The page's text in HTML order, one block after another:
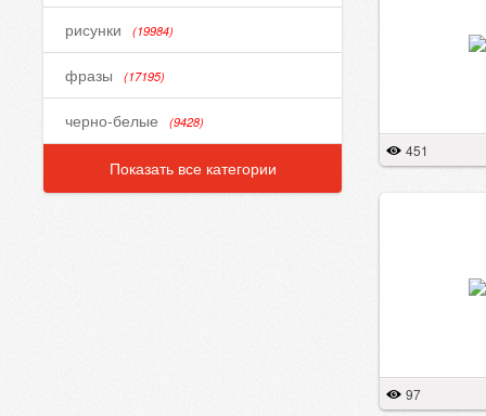
рисунки (19984)
фразы (17195)
черно-белые (9428)
Показать все категории
451
97